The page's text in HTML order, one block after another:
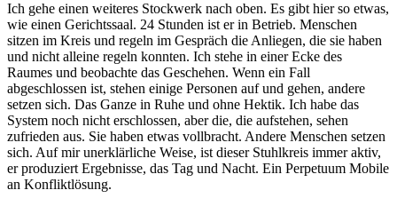
Ich gehe einen weiteres Stockwerk nach oben. Es gibt hier so etwas,
wie einen Gerichtssaal. 24 Stunden ist er in Betrieb. Menschen
sitzen im Kreis und regeln im Gespräch die Anliegen, die sie haben
und nicht alleine regeln konnten. Ich stehe in einer Ecke des
Raumes und beobachte das Geschehen. Wenn ein Fall
abgeschlossen ist, stehen einige Personen auf und gehen, andere
setzen sich. Das Ganze in Ruhe und ohne Hektik. Ich habe das
System noch nicht erschlossen, aber die, die aufstehen, sehen
zufrieden aus. Sie haben etwas vollbracht. Andere Menschen setzen
sich. Auf mir unerklärliche Weise, ist dieser Stuhlkreis immer aktiv,
er produziert Ergebnisse, das Tag und Nacht. Ein Perpetuum Mobile
an Konfliktlösung.